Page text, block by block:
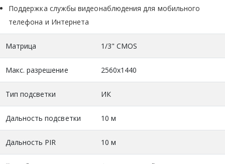
Поддержка службы видеонаблюдения для мобильного
телефона и Интернета
Матрица 1/3" CMOS
Макс. разрешение 2560x1440
Тип подсветки ИК
Дальность подсветки 10 м
Дальность PIR 10 м